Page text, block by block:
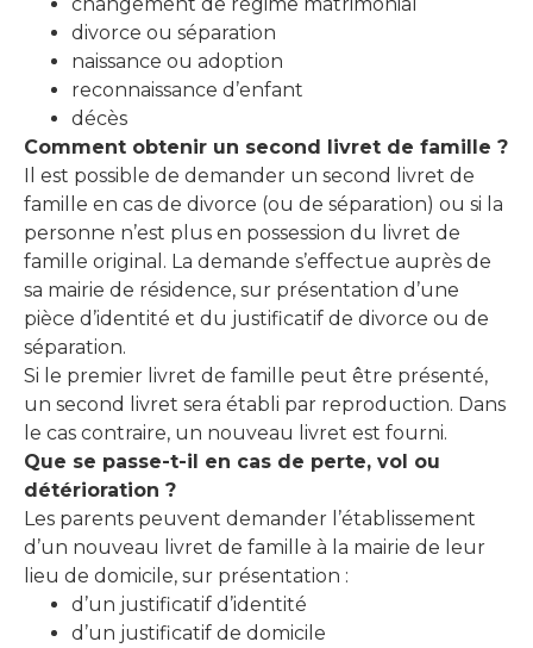
divorce ou séparation
naissance ou adoption
reconnaissance d’enfant
décès
Comment obtenir un second livret de famille ?
Il est possible de demander un second livret de
famille en cas de divorce (ou de séparation) ou si la
personne n’est plus en possession du livret de
famille original. La demande s’effectue auprès de
sa mairie de résidence, sur présentation d’une
pièce d’identité et du justificatif de divorce ou de
séparation.
Si le premier livret de famille peut être présenté,
un second livret sera établi par reproduction. Dans
le cas contraire, un nouveau livret est fourni.
Que se passe-t-il en cas de perte, vol ou
détérioration ?
Les parents peuvent demander l’établissement
d’un nouveau livret de famille à la mairie de leur
lieu de domicile, sur présentation :
d’un justificatif d’identité
d’un justificatif de domicile